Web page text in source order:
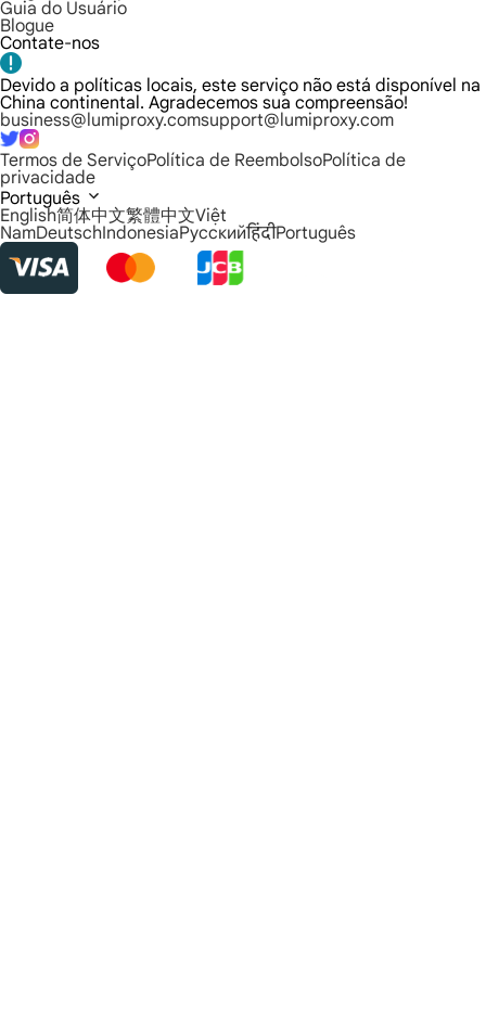
Guia do Usuário
Blogue
Contate-nos
Devido a políticas locais, este serviço não está disponível na
China continental. Agradecemos sua compreensão!
business@lumiproxy.comsupport@lumiproxy.com
Termos de ServiçoPolítica de ReembolsoPolítica de
privacidade
Português
English简体中文繁體中文Việt
NamDeutschIndonesiaРусскийहिंदीPortuguês